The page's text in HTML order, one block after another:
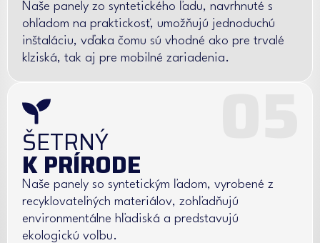
Naše panely zo syntetického ľadu, navrhnuté s
ohľadom na praktickosť, umožňujú jednoduchú
inštaláciu, vďaka čomu sú vhodné ako pre trvalé
klziská, tak aj pre mobilné zariadenia.
ŠETRNÝ
K PRÍRODE
Naše panely so syntetickým ľadom, vyrobené z
recyklovateľných materiálov, zohľadňujú
environmentálne hľadiská a predstavujú
ekologickú voľbu.
05